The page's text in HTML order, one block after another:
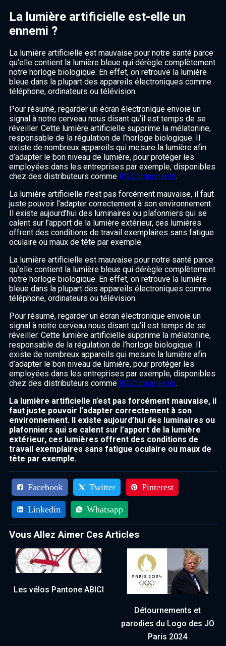
La lumière artificielle est-elle un
ennemi ?
La lumière artificielle est mauvaise pour notre santé parce
qu’elle contient la lumière bleue qui dérègle complètement
notre horloge biologique. En effet, on retrouve la lumière
bleue dans la plupart des appareils électroniques comme
téléphone, ordinateurs ou télévision.
Pour résumé, regarder un écran électronique envoie un
signal à notre cerveau nous disant qu’il est temps de se
réveiller. Cette lumière artificielle supprime la mélatonine,
responsable de la régulation de l’horloge biologique. Il
existe de nombreux appareils qui mesure la lumière afin
d’adapter le bon niveau de lumière, pour protéger les
employées dans les entreprises par exemple, disponibles
chez des distributeurs comme RS Components.
La lumière artificielle n’est pas forcément mauvaise, il faut
juste pouvoir l’adapter correctement à son environnement.
Il existe aujourd’hui des luminaires ou plafonniers qui se
calent sur l’apport de la lumière extérieur, ces lumières
offrent des conditions de travail exemplaires sans fatigue
oculaire ou maux de tête par exemple.
La lumière artificielle est mauvaise pour notre santé parce
qu’elle contient la lumière bleue qui dérègle complètement
notre horloge biologique. En effet, on retrouve la lumière
bleue dans la plupart des appareils électroniques comme
téléphone, ordinateurs ou télévision.
Pour résumé, regarder un écran électronique envoie un
signal à notre cerveau nous disant qu’il est temps de se
réveiller. Cette lumière artificielle supprime la mélatonine,
responsable de la régulation de l’horloge biologique. Il
existe de nombreux appareils qui mesure la lumière afin
d’adapter le bon niveau de lumière, pour protéger les
employées dans les entreprises par exemple, disponibles
chez des distributeurs comme RS Components.
La lumière artificielle n’est pas forcément mauvaise, il
faut juste pouvoir l’adapter correctement à son
environnement. Il existe aujourd’hui des luminaires ou
plafonniers qui se calent sur l’apport de la lumière
extérieur, ces lumières offrent des conditions de
travail exemplaires sans fatigue oculaire ou maux de
tête par exemple.
Facebook Twitter Pinterest
Linkedin Whatsapp
Vous Allez Aimer Ces Articles
Les vélos Pantone ABICI
Détournements et
parodies du Logo des JO
Paris 2024